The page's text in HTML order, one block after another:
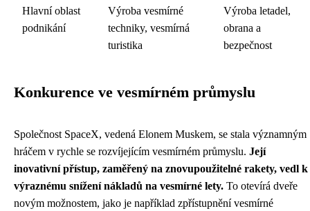
Hlavní oblast
podnikání
Výroba vesmírné
techniky, vesmírná
turistika
Výroba letadel,
obrana a
bezpečnost
Konkurence ve vesmírném průmyslu
Společnost SpaceX, vedená Elonem Muskem, se stala významným
hráčem v rychle se rozvíjejícím vesmírném průmyslu. Její
inovativní přístup, zaměřený na znovupoužitelné rakety, vedl k
výraznému snížení nákladů na vesmírné lety. To otevírá dveře
novým možnostem, jako je například zpřístupnění vesmírné